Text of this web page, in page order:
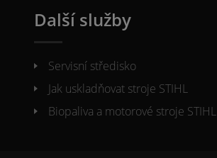
Další služby
Servisní středisko
Jak uskladňovat stroje STIHL
Biopaliva a motorové stroje STIHL